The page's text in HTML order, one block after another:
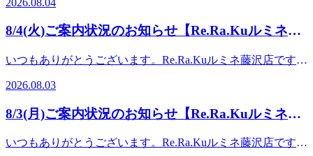
ーーーーーーーーーーーーーーーーーーーーーーーー 予約
→https://reraku.jp/studio/luminefujisawa/booking【疲れる前にお
しております♪ 【Re.Ra.Kuルミネ藤沢店】営業時間：10:00～
438-1ルミネ藤沢4F
ればと思います！ ★こちらに加え、様々なオプションメニ
ューも取り揃えておりますので気になるメニューを組み合わ
せて受けて頂く事が可能です♪ ーーーーーーーーーーーーー
ーーーーーーーーーーーーーーーーーーーーーーーーーーー
ーーー 予約はこちらから
→https://reraku.jp/studio/luminefujisawa/booking【疲れる前にお
しております♪ 【Re.Ra.Kuルミネ藤沢店】営業時間：10:00～
20:00(最終受付19:30)TEL： 0466-52-6685住所：藤沢市藤沢
438-1ルミネ藤沢4F
ースとなっております。またリラク系ボディケアとのお得な
6,980円 爽快セットコース 70分
分数でも爽快ヘッドスパが10分付いております。長い時間受
けて頂くとよりお得となっておりますので、素敵なひととき
をぜひ受けていただければと思います！ ★こちらに加え、
様々なオプションメニューも取り揃えておりますので気にな
るメニューを組み合わせて受けて頂く事が可能です♪ ーーー
炭酸泡を使った爽快感あふれるヘッドスパを夏限定で提供し
ております。 頭部を始め、首肩周りのお疲れや暑さでなん
だかだるさを感じる方にもおススメコースとなっておりま
す。またリラク系ボディケアとのお得なセットコースもご準
爽快セットコース 70分 8,980円 爽快セット
パが10分付いております。長い時間受けて頂くとよりお得と
ればと思います！ ★こちらに加え、様々なオプションメニ
い！【本日の空き情報】1名様: 10:10～2名様: 10:10～※×に
なっているお時間でもご案内できる場合がございます。一度
店舗までお電話でお問い合わせください。★8月のおすすめ
スパ】ーーーーーーーーーーーー今年も大人気コースの"爽
快ヘッドスパの時期がやってまいりました！！ひんやり弾け
しております。 頭部を始め、首肩周りのお疲れや暑さでな
んだかだるさを感じる方にもおススメコースとなっておりま
す。またリラク系ボディケアとのお得なセットコースもご準
8/4(火)ご案内状況のお知らせ【Re.Ra.Kuルミネ藤
いつもありがとうございます。Re.Ra.Kuルミネ藤沢店です!
お身体を整えて楽しい夏を過ごしましょう! 【本日の空き情
報】1名様: 10:10～2名様: 10:10～※×になっているお時間で
もご案内できる場合がございます。一度店舗までお電話でお
ーーーーーーーーーーー【爽快ヘッドスパ】ーーーーーーー
2026.08.03
8/3(月)ご案内状況のお知らせ【Re.Ra.Kuルミネ藤
いつもありがとうございます。Re.Ra.Kuルミネ藤沢店です!